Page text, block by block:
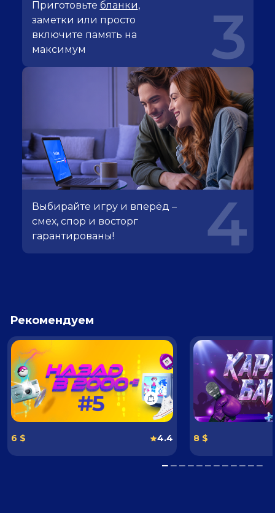
Приготовьте бланки,
заметки или просто
включите память на
максимум
3
Выбирайте игру и вперёд –
смех, спор и восторг
гарантированы!
4
Рекомендуем
6 $ 4.4 8 $